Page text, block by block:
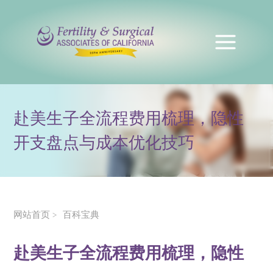
赴美生子全流程费用梳理，隐性
开支盘点与成本优化技巧
网站首页 > 百科宝典
赴美生子全流程费用梳理，隐性